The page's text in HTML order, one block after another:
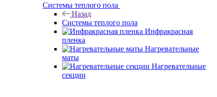
Системы теплого пола
Назад
Системы теплого пола
Инфракрасная
пленка
Нагревательные
маты
Нагревательные
секции